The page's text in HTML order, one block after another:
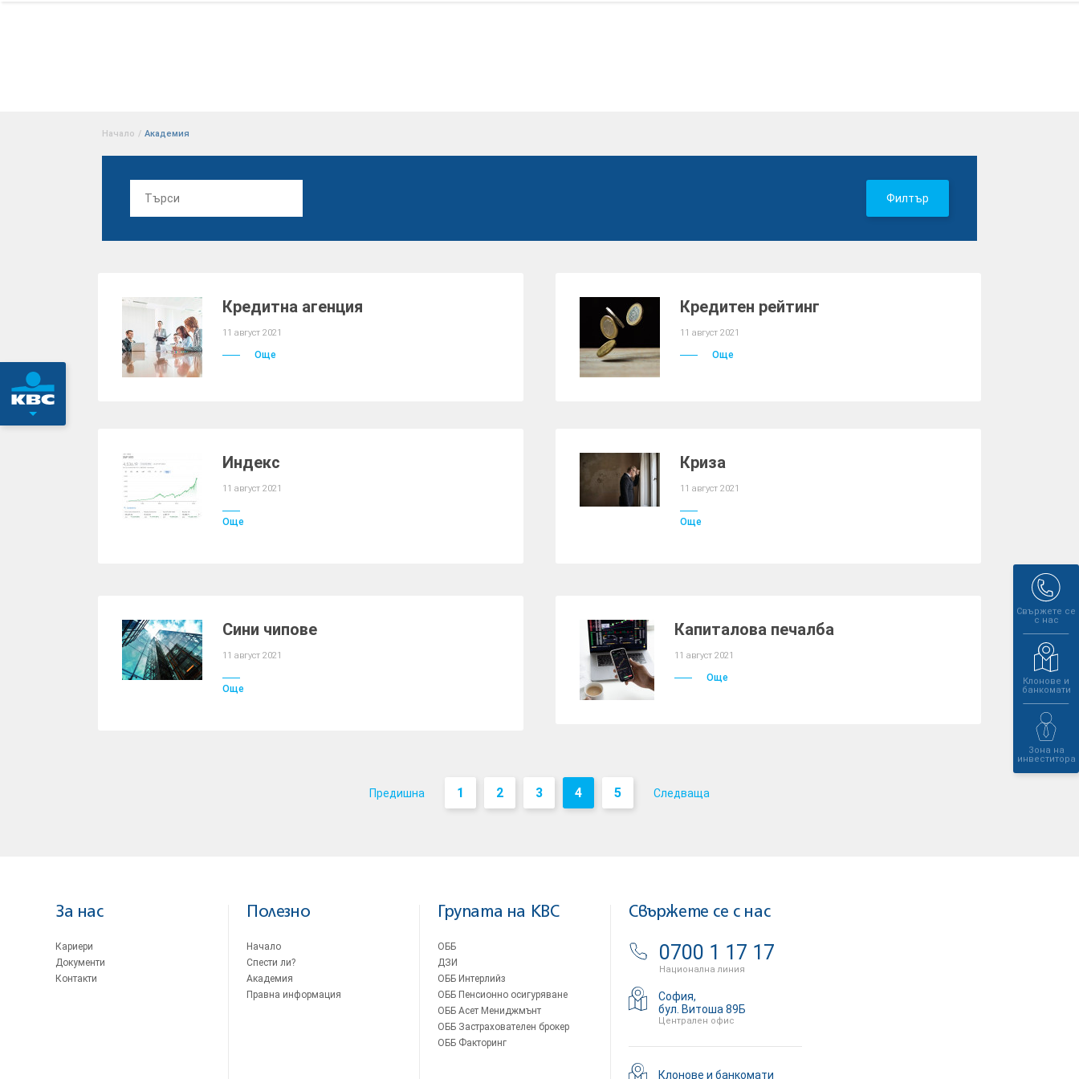
Свържете се
с нас
Клонове и
банкомати
Зона на
инвеститора
Начало / Академия
Филтър
Кредитна агенция
11 август 2021
Още
Кредитен рейтинг
11 август 2021
Още
Индекс
11 август 2021
Още
Криза
11 август 2021
Още
Сини чипове
11 август 2021
Още
Капиталова печалба
11 август 2021
Още
Предишна 1 2 3 4 5 Следваща
За нас
Кариери
Документи
Контакти
Полезно
Начало
Спести ли?
Академия
Правна информация
Групата на KBC
ОББ
ДЗИ
ОББ Интерлийз
ОББ Пенсионно осигуряване
ОББ Асет Мениджмънт
ОББ Застрахователен брокер
ОББ Факторинг
Свържете се с нас
0700 1 17 17
Национална линия
София,
бул. Витоша 89Б
Централен офис
Клонове и банкомати